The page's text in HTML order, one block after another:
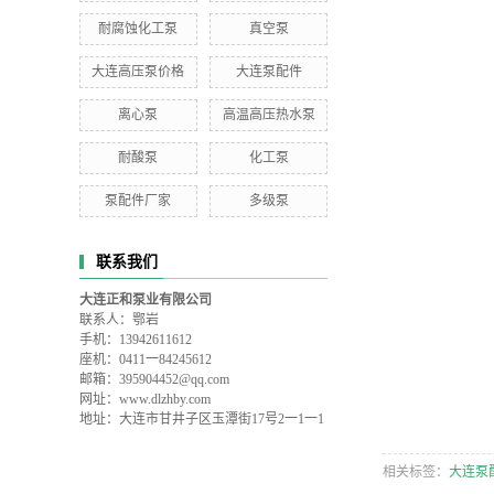
耐腐蚀化工泵 真空泵
大连高压泵价格 大连泵配件
离心泵 高温高压热水泵
耐酸泵 化工泵
泵配件厂家 多级泵
联系我们
大连正和泵业有限公司
联系人：鄂岩
手机：13942611612
座机：0411一84245612
邮箱：395904452@qq.com
网址：www.dlzhby.com
地址：大连市甘井子区玉潭街17号2一1一1
相关标签： 大连泵